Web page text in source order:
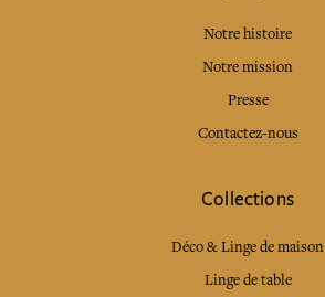
Notre histoire
Notre mission
Presse
Contactez-nous
Collections
Déco & Linge de maison
Linge de table